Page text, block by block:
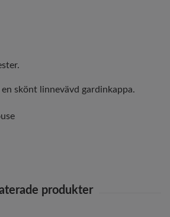
en skönt linnevävd gardinkappa.